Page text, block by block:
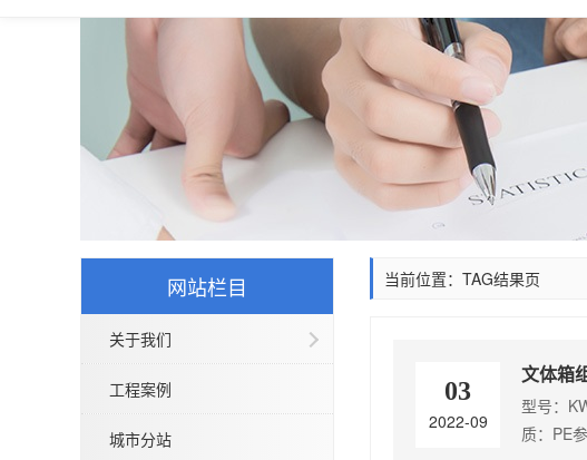
网站栏目
关于我们
工程案例
城市分站
当前位置：TAG结果页
03
2022-09
文体箱
型号：
质：PE